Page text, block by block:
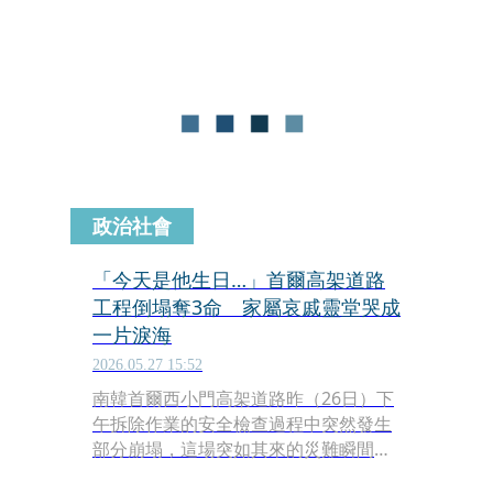
政治社會
「今天是他生日…」首爾高架道路
工程倒塌奪3命 家屬哀戚靈堂哭成
一片淚海
2026.05.27 15:52
南韓首爾西小門高架道路昨（26日）下
午拆除作業的安全檢查過程中突然發生
部分崩塌，這場突如其來的災難瞬間奪